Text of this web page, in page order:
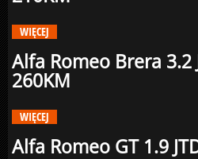
WIĘCEJ
Alfa Romeo Brera 3.2
260KM
WIĘCEJ
Alfa Romeo GT 1.9